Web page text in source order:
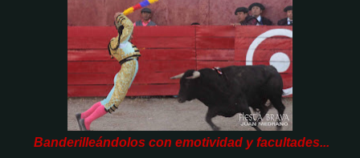
Banderilleándolos con emotividad y facultades...